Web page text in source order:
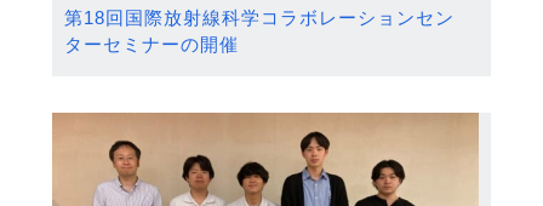
第18回国際放射線科学コラボレーションセン
ターセミナーの開催